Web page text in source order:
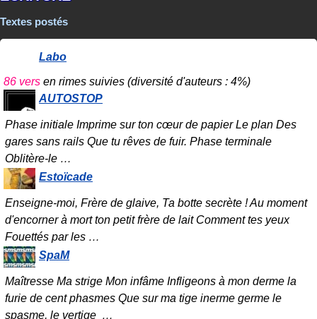
Textes postés
Labo
86 vers en rimes suivies (diversité d'auteurs : 4%)
AUTOSTOP
Phase initiale Imprime sur ton cœur de papier Le plan Des
gares sans rails Que tu rêves de fuir. Phase terminale
Oblitère-le …
Estoïcade
Enseigne-moi, Frère de glaive, Ta botte secrète ! Au moment
d'encorner à mort ton petit frère de lait Comment tes yeux
Fouettés par les …
SpaM
Maîtresse Ma strige Mon infâme Infligeons à mon derme la
furie de cent phasmes Que sur ma tige inerme germe le
spasme, le vertige …